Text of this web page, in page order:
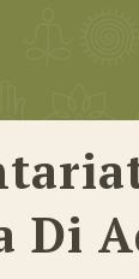
Di